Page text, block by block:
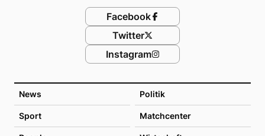
News Politik
Sport Matchcenter
Facebook
Twitter
Instagram